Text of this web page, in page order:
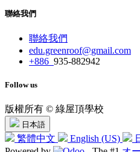
聯絡我們
聯絡我們
edu.greenroof@gmail.com
+886 935-882942
Follow us
版權所有 © 綠屋頂學校
日本語
繁體中文 English (US)